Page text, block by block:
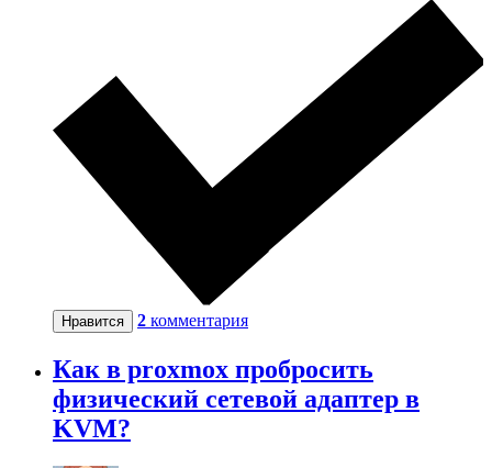
Нравится 2 комментария
Как в proxmox пробросить
физический сетевой адаптер в
KVM?